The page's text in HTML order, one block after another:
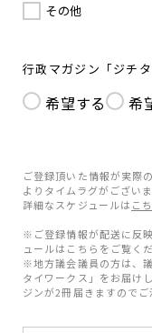
その他
行政マガジン「ジチ
希望する 希
ご登録頂いた情報が実際
よりタイムラグがございま
詳細なスケジュールは こ
※ご登録情報が配送に反
ュールはこちらをご覧くだ
※地方議会議員の方は、
タイワークス」をお届け
ジンが2冊届きますのでご